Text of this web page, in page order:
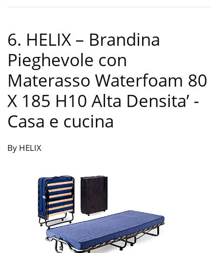
6. HELIX – Brandina
Pieghevole con
Materasso Waterfoam 80
X 185 H10 Alta Densita’ -
Casa e cucina
By HELIX